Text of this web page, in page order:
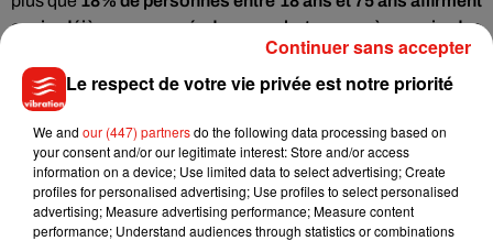
avoir déjà consommé des psychotropes, à savoir des
substances médicamenteuses modifiant l’activité
cérébrale . Autre information importante,1,6 millions de
personnes ont été diagnostiquées séropositives en 2016
C’est moins que les années précédentes, mais l’usage du
préservatif reste indispensable pour limiter les risques.
Le respect de votre vie privée est notre priorité
We and our (447) partnersdo the following data processing based on
your consent and/or our legitimate interest: Store and/or access
information on a device; Use limited data to select advertising; Create
profiles for personalised advertising; Use profiles to select personalised
advertising; Measure advertising performance; Measure content
performance; Understand audiences through statistics or combinations
Continuer sans accepter